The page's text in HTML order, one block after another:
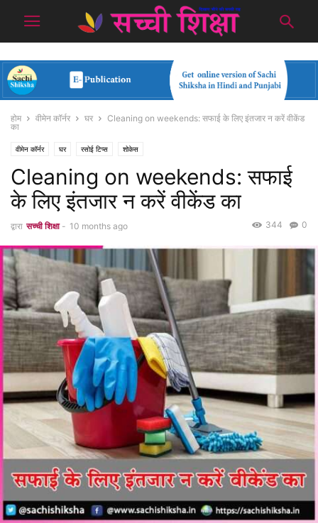
होम वीमेन कॉर्नर घर
Cleaning on weekends: सफाई के लिए इंतजार न करें वीकेंड
का
वीमेन कॉर्नर घर रसोई टिप्स शोकेस
Cleaning on weekends: सफाई
के लिए इंतजार न करें वीकेंड का
द्वारा सच्ची शिक्षा - 10 months ago 0
344